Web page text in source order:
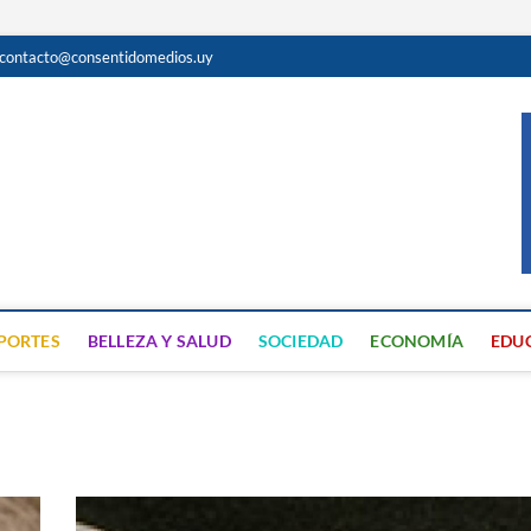
contacto@consentidomedios.uy
BELLEZA Y SALUD SOCIEDAD ECONOMÍA